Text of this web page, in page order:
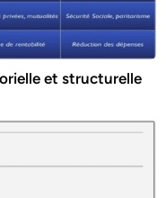
et structurelle